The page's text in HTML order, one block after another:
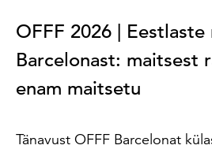
OFFF 2026 |
Barcelonast: maitsest
enam maitsetu
Tänavust OFFF Barcelonat